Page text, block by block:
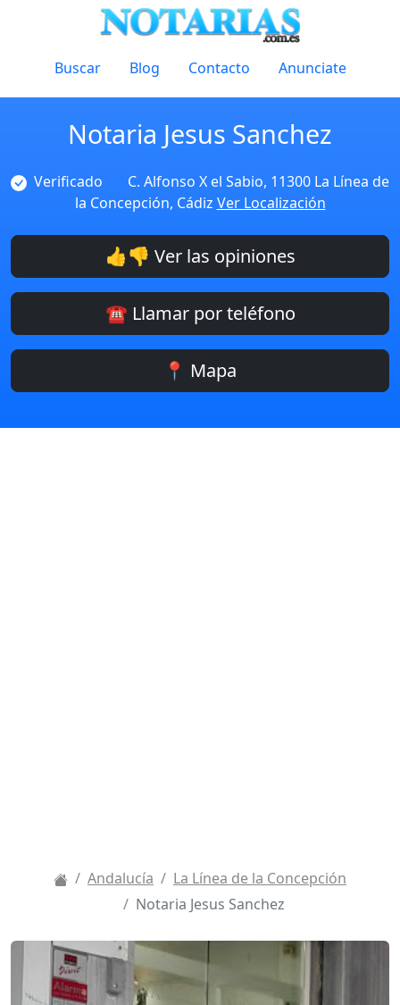
Buscar Blog Contacto Anunciate
Notaria Jesus Sanchez
Verificado
C. Alfonso X el Sabio, 11300 La Línea de
la Concepción, Cádiz Ver Localización
👍👎 Ver las opiniones
☎️ Llamar por teléfono
📍 Mapa
Andalucía
La Línea de la Concepción
Notaria Jesus Sanchez